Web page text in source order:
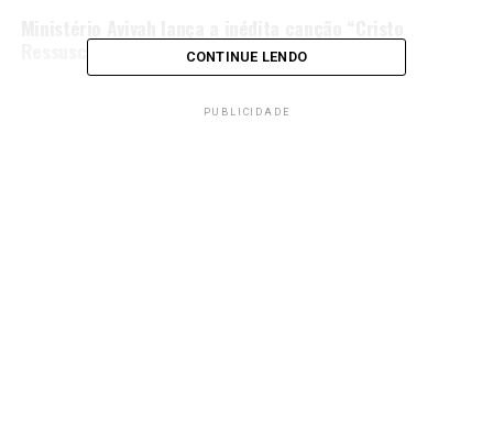
Ressuscitou”
CONTINUE LENDO
PUBLICIDADE